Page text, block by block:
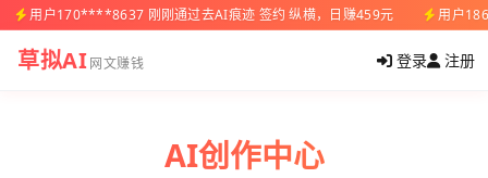
用户170****8637 刚刚通过去AI痕迹 签约 纵横，日赚459元 用户
草拟AI网文赚钱 登录 注册
AI创作中心